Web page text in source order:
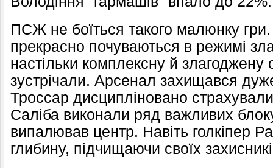
ПСЖ не боїться такого малюнку гри.
прекрасно почуваються в режимі
настільки комплексну й
зустрічали. Арсенал захищався
Троссар дисципліновано
Саліба виконали ряд важливих
випалював центр. Навіть голкіпер
глибину, підчищаючи своїх